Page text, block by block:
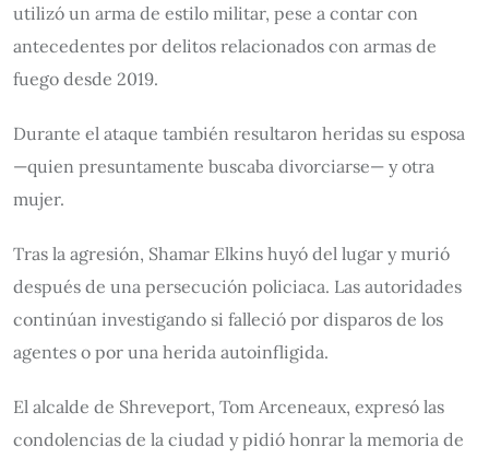
utilizó un arma de estilo militar, pese a contar con
antecedentes por delitos relacionados con armas de
fuego desde 2019.
Durante el ataque también resultaron heridas su esposa
—quien presuntamente buscaba divorciarse— y otra
mujer.
Tras la agresión, Shamar Elkins huyó del lugar y murió
después de una persecución policiaca. Las autoridades
continúan investigando si falleció por disparos de los
agentes o por una herida autoinfligida.
El alcalde de Shreveport, Tom Arceneaux, expresó las
condolencias de la ciudad y pidió honrar la memoria de